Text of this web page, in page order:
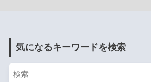
気になるキーワードを検索